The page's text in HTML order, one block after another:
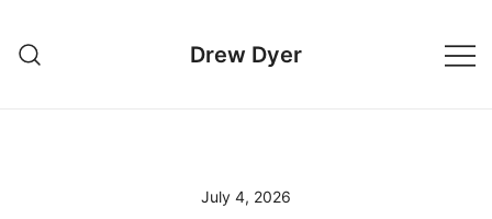
content
Drew Dyer
July 4, 2026